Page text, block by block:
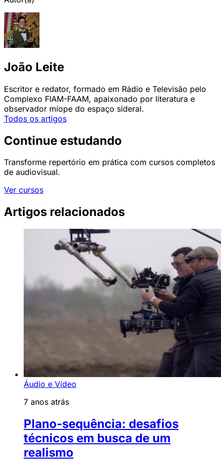
João Leite
Escritor e redator, formado em Rádio e Televisão pelo
Complexo FIAM-FAAM, apaixonado por literatura e
observador míope do espaço sideral.
Todos os artigos
Continue estudando
Transforme repertório em prática com cursos completos
de audiovisual.
Ver cursos
Artigos relacionados
Áudio e Vídeo
7 anos atrás
Plano-sequência: desafios
técnicos em busca de um
realismo